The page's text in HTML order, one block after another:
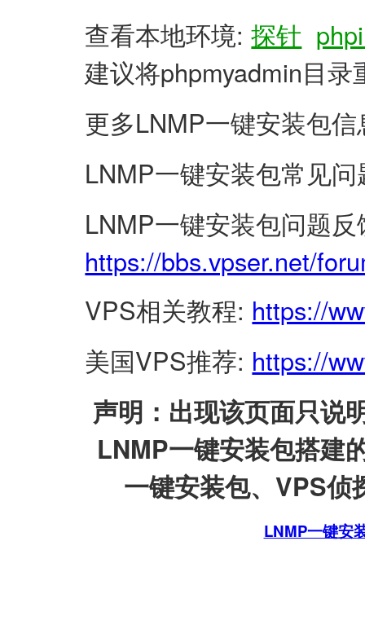
查看本地环境:探针
建议将phpmyadmin目
更多LNMP一键安装包
LNMP一键安装包常见
LNMP一键安装包问题
https://bbs.vpser.net/
VPS相关教程: https://
美国VPS推荐: https://
声明：出现该页面只说
LNMP一键安装包搭建
一键安装包、VPS
LNMP一键安